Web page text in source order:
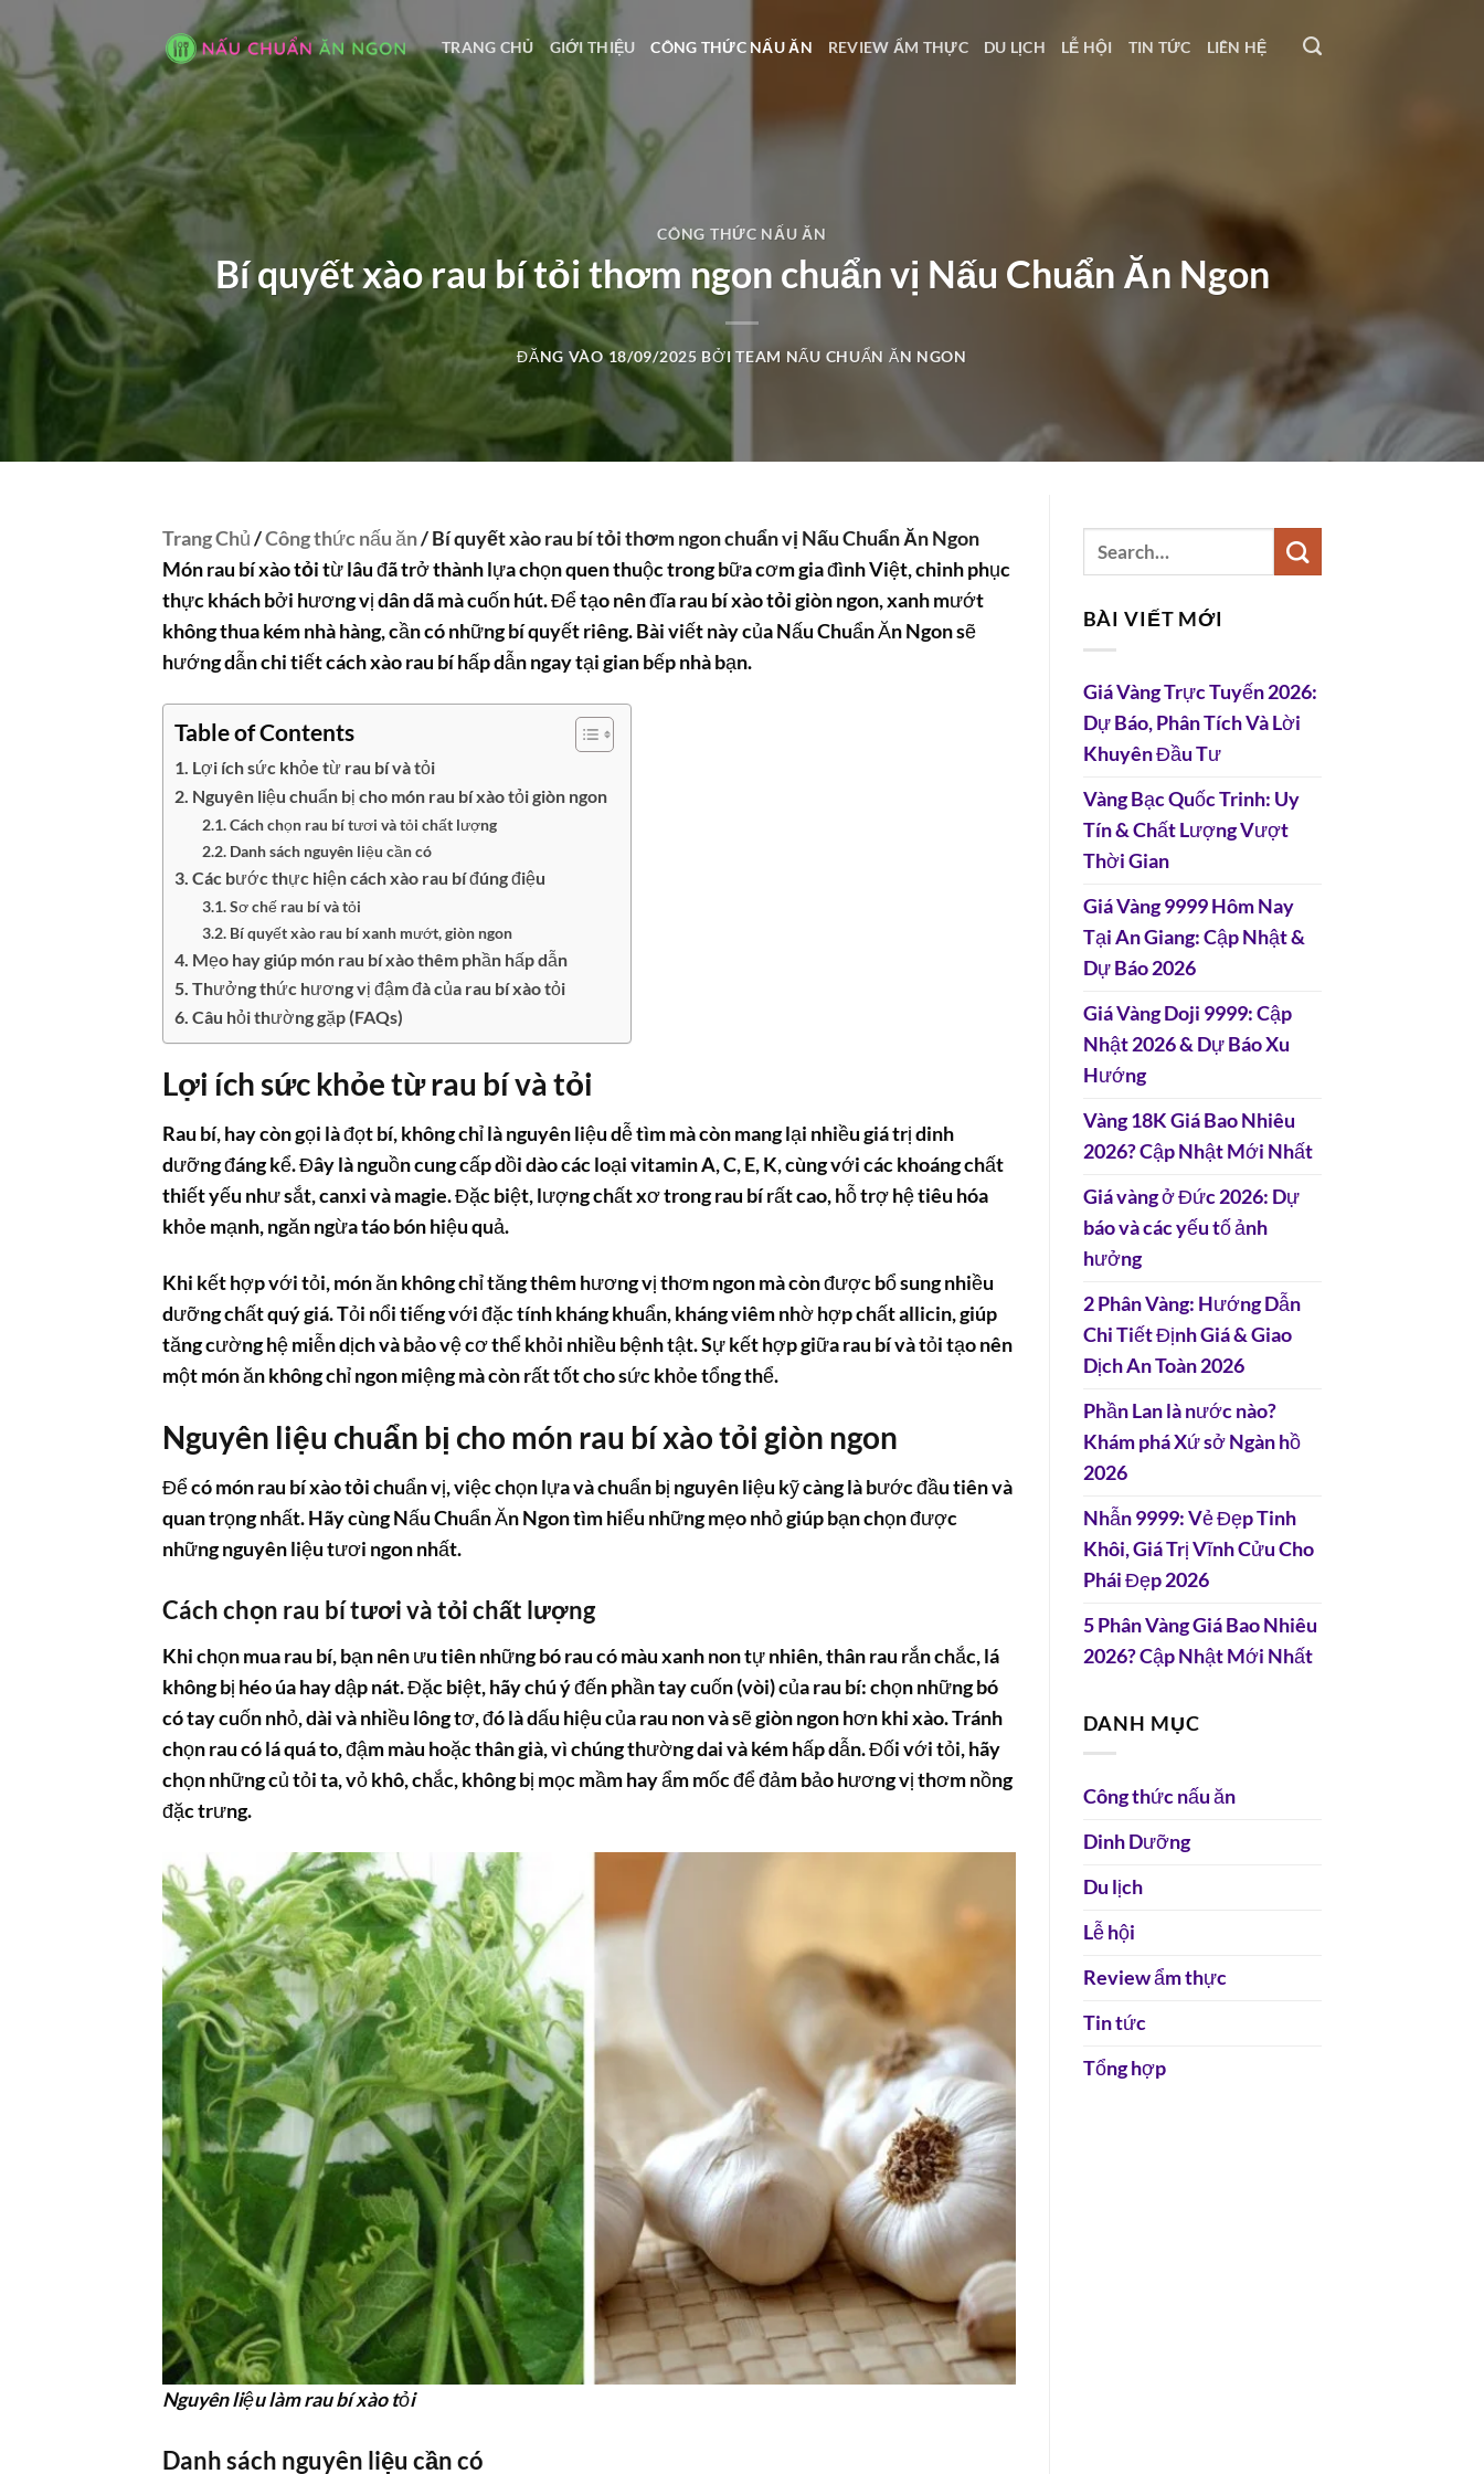
qua
nội
dung
TRANG CHỦ GIỚI THIỆU CÔNG THỨC NẤU ĂN REVIEW ẨM THỰC DU LỊCH LỄ HỘI TIN TỨC LIÊN HỆ
CÔNG THỨC NẤU ĂN
Bí quyết xào rau bí tỏi thơm ngon chuẩn vị Nấu Chuẩn Ăn Ngon
ĐĂNG VÀO18/09/2025 BỞITEAM NẤU CHUẨN ĂN NGON
Trang Chủ/Công thức nấu ăn/ Bí quyết xào rau bí tỏi thơm ngon chuẩn vị Nấu Chuẩn Ăn Ngon
Mónrau bí xào tỏitừ lâu đã trở thành lựa chọn quen thuộc trong bữa cơm gia đình Việt, chinh phục
thực khách bởi hương vị dân dã mà cuốn hút. Để tạo nên đĩarau bí xào tỏigiòn ngon, xanh mướt
không thua kém nhà hàng, cần có những bí quyết riêng. Bài viết này của Nấu Chuẩn Ăn Ngon sẽ
hướng dẫn chi tiếtcách xào rau bíhấp dẫn ngay tại gian bếp nhà bạn.
Table of Contents
Lợi ích sức khỏe từ rau bí và tỏi
Nguyên liệu chuẩn bị cho món rau bí xào tỏi giòn ngon
Cách chọn rau bí tươi và tỏi chất lượng
Danh sách nguyên liệu cần có
Các bước thực hiện cách xào rau bí đúng điệu
Sơ chế rau bí và tỏi
Bí quyết xào rau bí xanh mướt, giòn ngon
Mẹo hay giúp món rau bí xào thêm phần hấp dẫn
Thưởng thức hương vị đậm đà của rau bí xào tỏi
Câu hỏi thường gặp (FAQs)
Lợi ích sức khỏe từ rau bí và tỏi
Rau bí, hay còn gọi là đọt bí, không chỉ là nguyên liệu dễ tìm mà còn mang lại nhiều giá trị dinh
dưỡng đáng kể. Đây là nguồn cung cấp dồi dào các loại vitamin A, C, E, K, cùng với các khoáng chất
thiết yếu như sắt, canxi và magie. Đặc biệt, lượng chất xơ trong rau bí rất cao, hỗ trợ hệ tiêu hóa
khỏe mạnh, ngăn ngừa táo bón hiệu quả.
Khi kết hợp với tỏi, món ăn không chỉ tăng thêm hương vị thơm ngon mà còn được bổ sung nhiều
dưỡng chất quý giá. Tỏi nổi tiếng với đặc tính kháng khuẩn, kháng viêm nhờ hợp chất allicin, giúp
tăng cường hệ miễn dịch và bảo vệ cơ thể khỏi nhiều bệnh tật. Sự kết hợp giữarau bívà tỏi tạo nên
một món ăn không chỉ ngon miệng mà còn rất tốt cho sức khỏe tổng thể.
Nguyên liệu chuẩn bị cho món rau bí xào tỏi giòn ngon
Để có mónrau bí xào tỏichuẩn vị, việc chọn lựa và chuẩn bị nguyên liệu kỹ càng là bước đầu tiên và
quan trọng nhất. Hãy cùng Nấu Chuẩn Ăn Ngon tìm hiểu những mẹo nhỏ giúp bạn chọn được
những nguyên liệu tươi ngon nhất.
Cách chọn rau bí tươi và tỏi chất lượng
Khi chọn muarau bí, bạn nên ưu tiên những bó rau có màu xanh non tự nhiên, thân rau rắn chắc, lá
không bị héo úa hay dập nát. Đặc biệt, hãy chú ý đến phần tay cuốn (vòi) của rau bí: chọn những bó
có tay cuốn nhỏ, dài và nhiều lông tơ, đó là dấu hiệu của rau non và sẽ giòn ngon hơn khi xào. Tránh
chọn rau có lá quá to, đậm màu hoặc thân già, vì chúng thường dai và kém hấp dẫn. Đối với tỏi, hãy
chọn những củ tỏi ta, vỏ khô, chắc, không bị mọc mầm hay ẩm mốc để đảm bảo hương vị thơm nồng
đặc trưng.
Nguyên liệu làm rau bí xào tỏi
Danh sách nguyên liệu cần có
BÀI VIẾT MỚI
Giá Vàng Trực Tuyến 2026:
Dự Báo, Phân Tích Và Lời
Khuyên Đầu Tư
Vàng Bạc Quốc Trinh: Uy
Tín & Chất Lượng Vượt
Thời Gian
Giá Vàng 9999 Hôm Nay
Tại An Giang: Cập Nhật &
Dự Báo 2026
Giá Vàng Doji 9999: Cập
Nhật 2026 & Dự Báo Xu
Hướng
Vàng 18K Giá Bao Nhiêu
2026? Cập Nhật Mới Nhất
Giá vàng ở Đức 2026: Dự
báo và các yếu tố ảnh
hưởng
2 Phân Vàng: Hướng Dẫn
Chi Tiết Định Giá & Giao
Dịch An Toàn 2026
Phần Lan là nước nào?
Khám phá Xứ sở Ngàn hồ
2026
Nhẫn 9999: Vẻ Đẹp Tinh
Khôi, Giá Trị Vĩnh Cửu Cho
Phái Đẹp 2026
5 Phân Vàng Giá Bao Nhiêu
2026? Cập Nhật Mới Nhất
DANH MỤC
Công thức nấu ăn
Dinh Dưỡng
Du lịch
Lễ hội
Review ẩm thực
Tin tức
Tổng hợp